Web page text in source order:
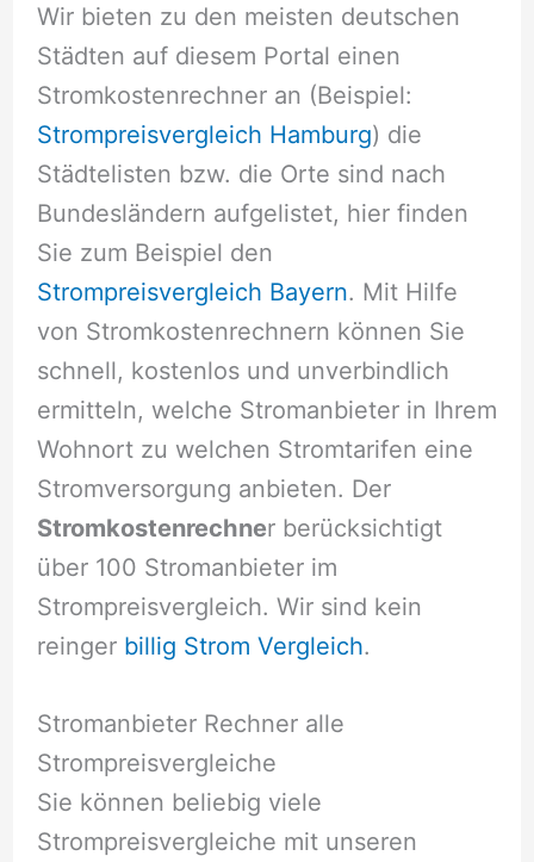
Wir bieten zu den meisten deutschen
Städten auf diesem Portal einen
Stromkostenrechner an (Beispiel:
Strompreisvergleich Hamburg) die
Städtelisten bzw. die Orte sind nach
Bundesländern aufgelistet, hier finden
Sie zum Beispiel den
Strompreisvergleich Bayern. Mit Hilfe
von Stromkostenrechnern können Sie
schnell, kostenlos und unverbindlich
ermitteln, welche Stromanbieter in Ihrem
Wohnort zu welchen Stromtarifen eine
Stromversorgung anbieten. Der
Stromkostenrechner berücksichtigt
über 100 Stromanbieter im
Strompreisvergleich. Wir sind kein
reinger billig Strom Vergleich.
Stromanbieter Rechner alle
Strompreisvergleiche
Sie können beliebig viele
Strompreisvergleiche mit unseren